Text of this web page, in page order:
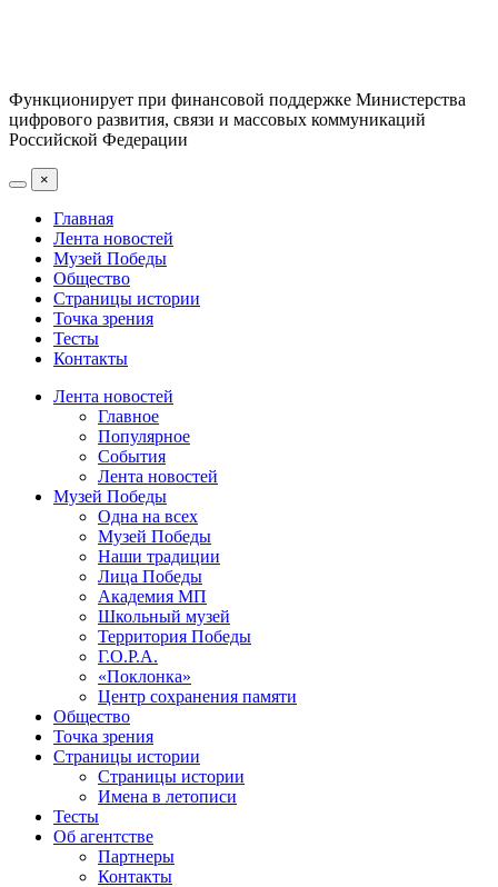
Функционирует при финансовой поддержке Министерства
цифрового развития, связи и массовых коммуникаций
Российской Федерации
×
Главная
Лента новостей
Музей Победы
Общество
Страницы истории
Точка зрения
Тесты
Контакты
Лента новостей
Главное
Популярное
События
Лента новостей
Музей Победы
Одна на всех
Музей Победы
Наши традиции
Лица Победы
Академия МП
Школьный музей
Территория Победы
Г.О.Р.А.
«Поклонка»
Центр сохранения памяти
Общество
Точка зрения
Страницы истории
Страницы истории
Имена в летописи
Тесты
Об агентстве
Партнеры
Контакты